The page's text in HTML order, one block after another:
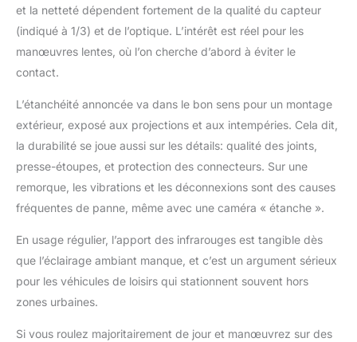
et la netteté dépendent fortement de la qualité du capteur
(indiqué à 1/3) et de l’optique. L’intérêt est réel pour les
manœuvres lentes, où l’on cherche d’abord à éviter le
contact.
L’étanchéité annoncée va dans le bon sens pour un montage
extérieur, exposé aux projections et aux intempéries. Cela dit,
la durabilité se joue aussi sur les détails: qualité des joints,
presse-étoupes, et protection des connecteurs. Sur une
remorque, les vibrations et les déconnexions sont des causes
fréquentes de panne, même avec une caméra « étanche ».
En usage régulier, l’apport des infrarouges est tangible dès
que l’éclairage ambiant manque, et c’est un argument sérieux
pour les véhicules de loisirs qui stationnent souvent hors
zones urbaines.
Si vous roulez majoritairement de jour et manœuvrez sur des